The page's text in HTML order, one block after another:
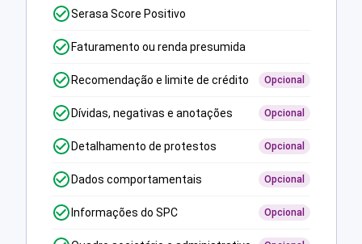
Serasa Score Positivo
Faturamento ou renda presumida
Recomendação e limite de crédito Opcional
Dívidas, negativas e anotações Opcional
Detalhamento de protestos Opcional
Dados comportamentais Opcional
Informações do SPC Opcional